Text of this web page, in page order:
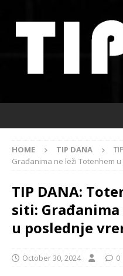
HOME TIP DANA
Građanima ne leži Totenhem
TIP DANA:
siti:
u poslednje
October 30, 2024 0